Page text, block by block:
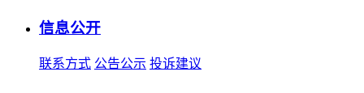
信息公开
联系方式 公告公示 投诉建议